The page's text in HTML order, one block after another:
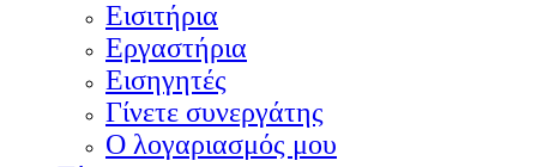
Εισιτήρια
Εργαστήρια
Εισηγητές
Γίνετε συνεργάτης
Ο λογαριασμός μου